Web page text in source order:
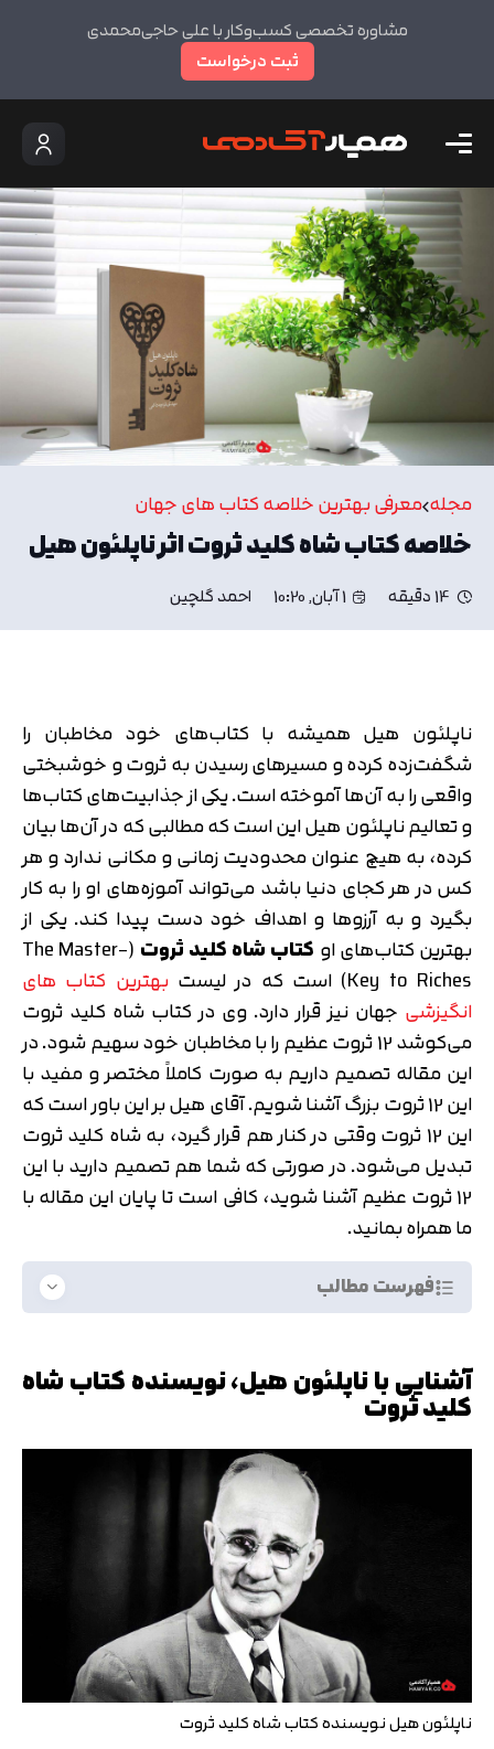
مشاوره تخصصی کسب‌وکار با علی حاجی‌محمدی
ثبت درخواست
مجله معرفی بهترین خلاصه کتاب های جهان
خلاصه کتاب شاه کلید ثروت اثر ناپلئون هیل
14 دقیقه 1 آبان, 10:20 احمد گلچین
ناپلئون هیل همیشه با کتاب‌های خود مخاطبان را
شگفت‌زده کرده و مسیرهای رسیدن به ثروت و خوشبختی
واقعی را به آن‌ها آموخته است. یکی از جذابیت‌های کتاب‌ها
و تعالیم ناپلئون هیل این است که مطالبی که در آن‌ها بیان
کرده، به هیچ عنوان محدودیت زمانی و مکانی ندارد و هر
کس در هر کجای دنیا باشد می‌تواند آموزه‌های او را به کار
بگیرد و به آرزوها و اهداف خود دست پیدا کند. یکی از
بهترین کتاب‌های او کتاب شاه کلید ثروت (The Master-
Key to Riches) است که در لیست
بهترین کتاب های
انگیزشی جهان نیز قرار دارد. وی در کتاب شاه کلید ثروت
می‌کوشد 12 ثروت عظیم را با مخاطبان خود سهیم شود. در
این مقاله تصمیم داریم به صورت کاملاً مختصر و مفید با
این 12 ثروت بزرگ آشنا شویم. آقای هیل بر این باور است که
این 12 ثروت وقتی در کنار هم قرار گیرد، به شاه کلید ثروت
تبدیل می‌شود. در صورتی که شما هم تصمیم دارید با این
12 ثروت عظیم آشنا شوید، کافی است تا پایان این مقاله با
ما همراه بمانید.
فهرست مطالب
آشنایی با ناپلئون هیل، نویسنده کتاب شاه
کلید ثروت
ناپلئون هیل نویسنده کتاب شاه کلید ثروت